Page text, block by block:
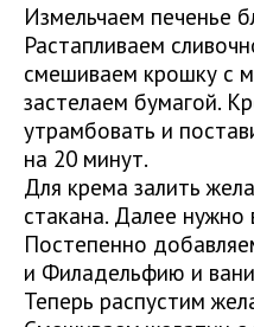
Измельчаем печенье
Растапливаем
смешиваем крошку с
застелаем бумагой.
утрамбовать и
на 20 минут.
Для крема залить
стакана. Далее нужно
Постепенно
и Филадельфию и
Теперь распустим